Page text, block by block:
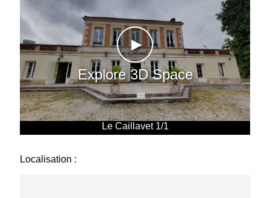
►
Explore 3D Space
Le Caillavet 1/1
Localisation :